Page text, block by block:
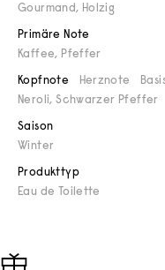
Gourmand, Holzig
Primäre Note
Kaffee, Pfeffer
Kopfnote Herznote
Neroli, Schwarzer Pfeffer
Saison
Winter
Produkttyp
Eau de Toilette